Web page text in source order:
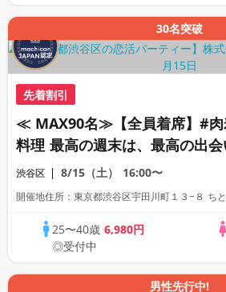
30名突破
先着割引
≪ MAX90名≫‎【全員着席】#肉
料理 最高の週末は、最高の出会
素敵な恋の予感。
渋谷区 8/15（土） 16:00〜
開催地住所：東京都渋谷区宇田川町１３−８ ち
25〜40歳6,980円
◎受付中
男性先行中!